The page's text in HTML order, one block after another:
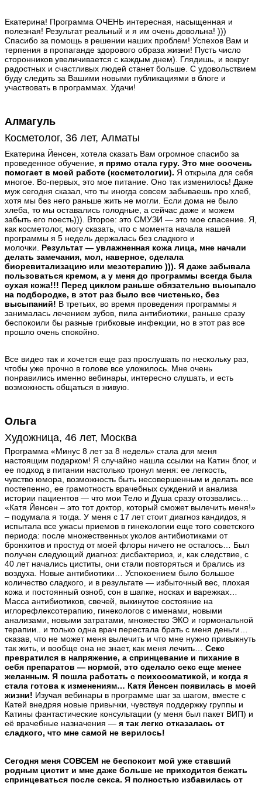
Екатерина! Программа ОЧЕНЬ интересная, насыщенная и
полезная! Результат реальный и я им очень довольна! )))
Спасибо за помощь в решении наших проблем! Успехов Вам и
терпения в пропаганде здорового образа жизни! Пусть число
сторонников увеличивается с каждым днем). Глядишь, и вокруг
радостных и счастливых людей станет больше. С удовольствием
буду следить за Вашими новыми публикациями в блоге и
участвовать в программах. Удачи!
Алмагуль
Косметолог, 36 лет, Алматы
Екатерина Йенсен, хотела сказать Вам огромное спасибо за
проведенное обучение, я прямо стала гуру. Это мне ооочень
помогает в моей работе (косметологии). Я открыла для себя
многое. Во-первых, это мое питание. Оно так изменилось! Даже
муж сегодня сказал, что ты иногда совсем забываешь про хлеб,
хотя мы без него раньше жить не могли. Если дома не было
хлеба, то мы оставались голодные, а сейчас даже и можем
забыть его поесть))). Второе: это СМУЗИ — это мое спасение. Я,
как косметолог, могу сказать, что с момента начала нашей
программы я 5 недель держалась без сладкого и
молочки. Результат — увлажненная кожа лица, мне начали
делать замечания, мол, наверное, сделала
биоревитализацию или мезотерапию ))). Я даже забывала
пользоваться кремом, а у меня до программы всегда была
сухая кожа!!! Перед циклом раньше обязательно высыпало
на подбородке, в этот раз было все чистенько, без
высыпаний! В третьих, во время проведения программы я
занималась лечением зубов, пила антибиотики, раньше сразу
беспокоили бы разные грибковые инфекции, но в этот раз все
прошло очень спокойно.
Все видео так и хочется еще раз прослушать по нескольку раз,
чтобы уже прочно в голове все уложилось. Мне очень
понравились именно вебинары, интересно слушать, и есть
возможность общаться в живую.
Ольга
Художница, 46 лет, Москва
Программа «Минус 8 лет за 8 недель» стала для меня
настоящим подарком! Я случайно нашла ссылки на Катин блог, и
ее подход в питании настолько тронул меня: ее легкость,
чувство юмора, возможность быть несовершенным и делать все
постепенно, ее грамотность врачебных суждений и анализа
истории пациентов — что мои Тело и Душа сразу отозвались…
«Катя Йенсен – это тот доктор, который сможет вылечить меня!»
– подумала я тогда. У меня с 17 лет стоит диагноз кандидоз, я
испытала все ужасы приемов в гинекологии еще того советского
периода: после множественных уколов антибиотиками от
бронхитов и простуд от моей флоры ничего не осталось… Был
получен следующий диагноз: дисбактериоз, и, как следствие, с
40 лет начались циститы, они стали повторяться и брались из
воздуха. Новые антибиотики… Успокоением было большое
количество сладкого, и в результате — избыточный вес, плохая
кожа и постоянный озноб, сон в шапке, носках и варежках…
Масса антибиотиков, свечей, выкинутое состояние на
иглорефлексотерапию, гинекологов с именами, новыми
анализами, новыми затратами, множество ЭКО и гормональной
терапии.. и только одна врач перестала брать с меня деньги…
сказав, что не может меня вылечить и что мне нужно привыкнуть
так жить, и вообще она не знает, как меня лечить… Секс
превратился в напряжение, а спринцевание и пихание в
себя препаратов — нормой, это сделало секс еще менее
желанным. Я пошла работать с психосоматикой, и когда я
стала готова к изменениям… Катя Йенсен появилась в моей
жизни! Изучая вебинары в программе шаг за шагом, вместе с
Катей внедряя новые привычки, чувствуя поддержку группы и
Катины фантастические консультации (у меня был пакет ВИП) и
её врачебные назначения — я так легко отказалась от
сладкого, что мне самой не верилось!
Сегодня меня СОВСЕМ не беспокоит мой уже ставший
родным цистит и мне даже больше не приходится бежать
спринцеваться после секса. Я полностью избавилась от